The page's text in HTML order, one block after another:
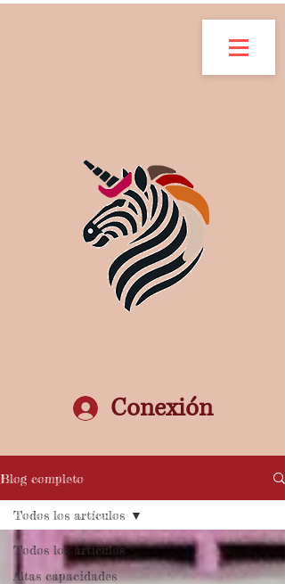
Conexión
Blog completo
Todos los artículos
Altas capacidades
Todos los artículos